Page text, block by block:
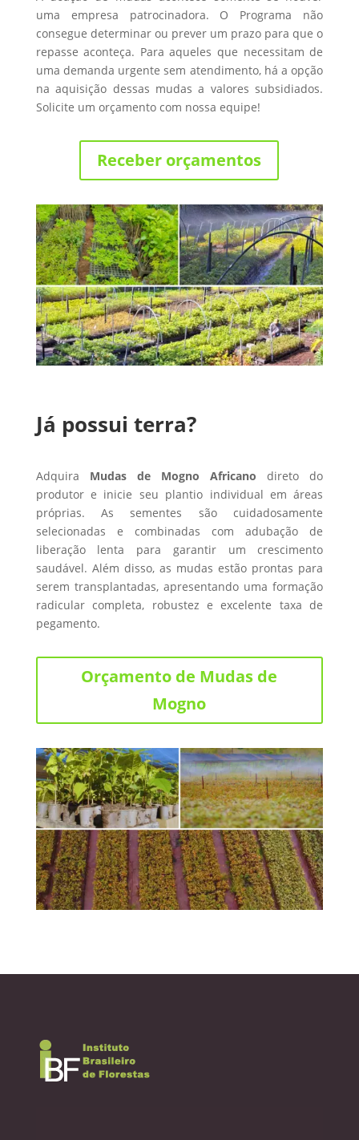
uma empresa patrocinadora. O Programa não
consegue determinar ou prever um prazo para que o
repasse aconteça. Para aqueles que necessitam de
uma demanda urgente sem atendimento, há a opção
na aquisição dessas mudas a valores subsidiados.
Solicite um orçamento com nossa equipe!
Receber orçamentos
Já possui terra?
Adquira Mudas de Mogno Africano direto do
produtor e inicie seu plantio individual em áreas
próprias. As sementes são cuidadosamente
selecionadas e combinadas com adubação de
liberação lenta para garantir um crescimento
saudável. Além disso, as mudas estão prontas para
serem transplantadas, apresentando uma formação
radicular completa, robustez e excelente taxa de
pegamento.
Orçamento de Mudas de
Mogno